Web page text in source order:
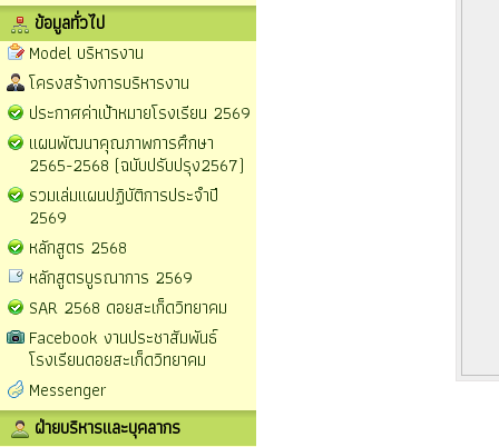
ข้อมูลทั่วไป
Model บริหารงาน
โครงสร้างการบริหารงาน
ประกาศค่าเป้าหมายโรงเรียน 2569
แผนพัฒนาคุณภาพการศึกษา
2565-2568 (ฉบับปรับปรุง2567)
รวมเล่มแผนปฏิบัติการประจำปี
2569
หลักสูตร 2568
หลักสูตรบูรณาการ 2569
SAR 2568 ดอยสะเก็ดวิทยาคม
Facebook งานประชาสัมพันธ์
โรงเรียนดอยสะเก็ดวิทยาคม
Messenger
ฝ่ายบริหารและบุคลากร